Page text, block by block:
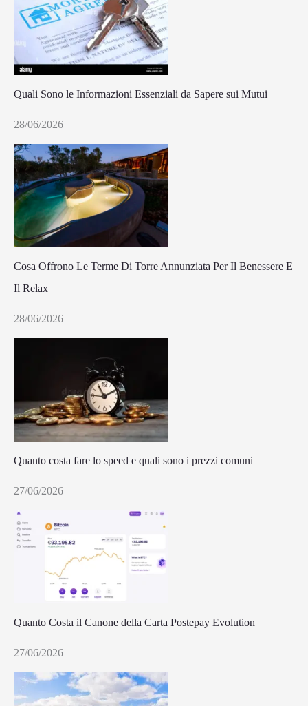
Quali Sono le Informazioni Essenziali da Sapere sui Mutui
28/06/2026
Cosa Offrono Le Terme Di Torre Annunziata Per Il Benessere E
Il Relax
28/06/2026
Quanto costa fare lo speed e quali sono i prezzi comuni
27/06/2026
Quanto Costa il Canone della Carta Postepay Evolution
27/06/2026